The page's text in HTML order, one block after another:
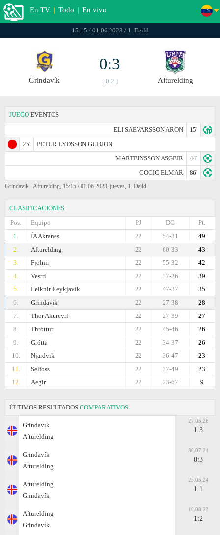
En TV | Todo | En vivo
15:15 / 01.06.2023 / 1. Deild
Grindavík
0:3
[ 0:2 ] Afturelding
JUEGO EVENTOS
ELI SAEVARSSON ARON
15'
25'
PETUR LYDSSON GUDJON
MARTEINSSON ASGEIR
44'
COGIC ELMAR
86'
Grindavík - Afturelding, 15:15 / 01.06.2023, jueves, 1. Deild
CLASIFICACIONES
Pos.
Equipo Pt.
DG
PJ
1.
ÍA Akranes 49
54-31
22
2.
Afturelding 43
60-33
22
3.
Fjölnir 42
55-32
22
4.
Vestri 39
37-26
22
5.
Leiknir Reykjavík 35
47-37
22
6.
Grindavík 28
27-38
22
7.
Thor Akureyri 27
27-39
22
8.
Thróttur 26
45-46
22
9.
Grótta 26
34-37
22
10.
Njardvik 23
36-47
22
11.
Selfoss 23
37-49
22
12.
Aegir 9
23-67
22
ÚLTIMOS RESULTADOS COMPARATIVOS
Grindavík
Afturelding
27.05.26
1:3
Grindavík
Afturelding
30.07.24
0:3
Afturelding
Grindavík
25.05.24
1:1
Afturelding
Grindavík
10.08.23
1:2